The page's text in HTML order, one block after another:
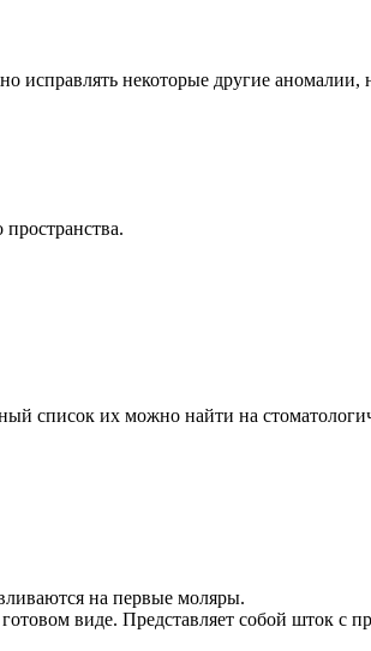
исправлять некоторые другие
список их можно найти на
на первые моляры.
виде. Представляет собой шток с